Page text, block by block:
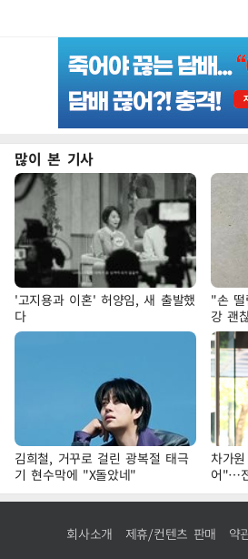
많이 본 기사
'고지용과 이혼' 허양임, 새 출발했
다
"손
강 괜
김희철, 거꾸로 걸린 광복절 태극
기 현수막에 "X돌았네"
차가
어"…
파장
회사소개 제휴/컨텐츠 판매 약